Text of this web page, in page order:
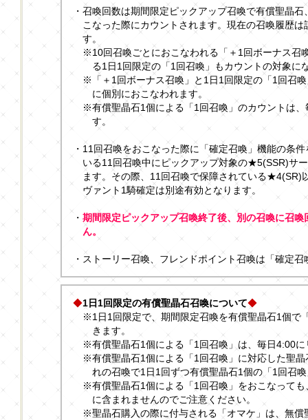
・召喚回数は期間限定ピックアップ召喚で有償聖晶
こなった際にカウントされます。現在の召喚履歴
す。
※10回召喚ごとにおこなわれる「＋1回ボーナス召
る1日1回限定の「1回召喚」もカウントの対象に
※「＋1回ボーナス召喚」と1日1回限定の「1回召
に個別におこなわれます。
※有償聖晶石1個による「1回召喚」のカウントは
す。
・11回召喚をおこなった際に「確定召喚」機能の条
いる11回召喚中にピックアップ対象の★5(SSR)サ
ます。その際、11回召喚で保障されている
ヴァント1騎確定は別途有効となります。
・ 期間限定ピックアップ召喚終了後、別の召喚に召
ん。
・ストーリー召喚、フレンドポイント召喚は「確定
◆1日1回限定の有償聖晶石召喚について◆
※1日1回限定で、期間限定召喚を有償聖晶石1個で
きます。
※有償聖晶石1個による「1回召喚」は、毎日4:00に
※有償聖晶石1個による「1回召喚」に対応した聖
れの召喚で1日1回ずつ有償聖晶石1個の「1回召
※有償聖晶石1個による「1回召喚」をおこなって
に含まれませんのでご注意ください。
※聖晶石購入の際に付与される「オマケ」は、無償